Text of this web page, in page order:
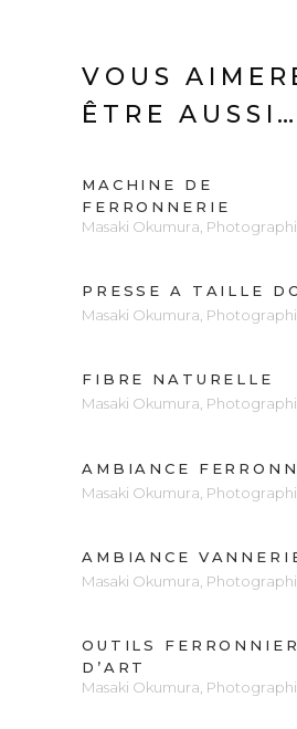
VOUS
ÊTRE AUSSI…
MACHINE DE
FERRONNERIE
Masaki Okumura
PRESSE A TAILLE
Masaki Okumura
FIBRE NATURELLE
Masaki Okumura,
AMBIANCE
Masaki Okumura
AMBIANCE
Masaki Okumura
OUTILS FERRONNIER
D’ART
Masaki Okumura